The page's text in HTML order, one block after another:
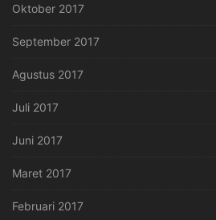
Oktober 2017
September 2017
Agustus 2017
Juli 2017
Juni 2017
Maret 2017
Februari 2017